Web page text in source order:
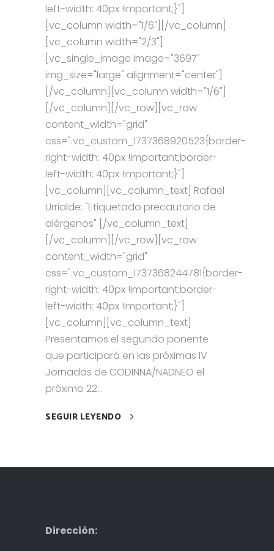
left-width: 40px !important;}"]
[vc_column width="1/6"][/vc_column]
[vc_column width="2/3"]
[vc_single_image image="3697"
img_size="large" alignment="center"]
[/vc_column][vc_column width="1/6"]
[/vc_column][/vc_row][vc_row
content_width="grid"
css=".vc_custom_1737368920523{border-
right-width: 40px !important;border-
left-width: 40px !important;}"]
[vc_column][vc_column_text] Rafael
Urrialde: "Etiquetado precautorio de
alérgenos" [/vc_column_text]
[/vc_column][/vc_row][vc_row
content_width="grid"
css=".vc_custom_1737368244781{border-
right-width: 40px !important;border-
left-width: 40px !important;}"]
[vc_column][vc_column_text]
Presentamos el segundo ponente
que participará en las próximas IV
Jornadas de CODINNA/NADNEO el
próximo 22...
SEGUIR LEYENDO
Dirección: